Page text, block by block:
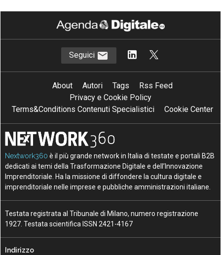
Seguici
About Autori Tags
Rss Feed
Privacy e Cookie Policy
Terms&Conditions Contenuti Specialistici
Cookie Center
Nextwork360 è il più grande network in Italia di testate e portali B2B
dedicati ai temi della Trasformazione Digitale e dell’Innovazione
Imprenditoriale. Ha la missione di diffondere la cultura digitale e
imprenditoriale nelle imprese e pubbliche amministrazioni italiane.
Testata registrata al Tribunale di Milano, numero registrazione
1927. Testata scientifica ISSN 2421-4167
Indirizzo